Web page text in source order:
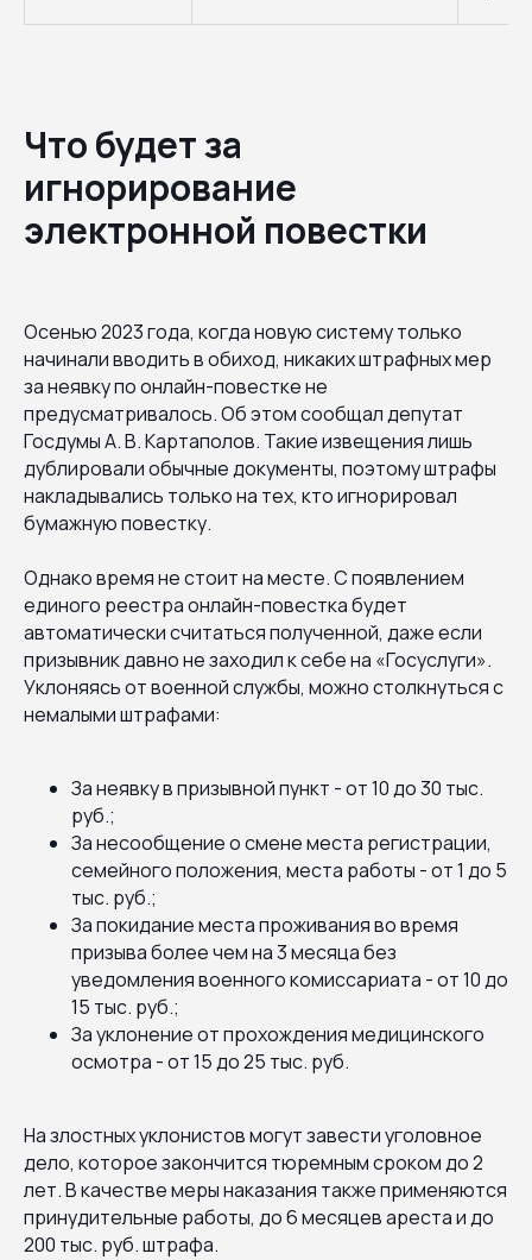
Что будет за
игнорирование
электронной повестки
Осенью 2023 года, когда новую систему только
начинали вводить в обиход, никаких штрафных мер
за неявку по онлайн-повестке не
предусматривалось. Об этом сообщал депутат
Госдумы А. В. Картаполов. Такие извещения лишь
дублировали обычные документы, поэтому штрафы
накладывались только на тех, кто игнорировал
бумажную повестку.
Однако время не стоит на месте. С появлением
единого реестра онлайн-повестка будет
автоматически считаться полученной, даже если
призывник давно не заходил к себе на «Госуслуги».
Уклоняясь от военной службы, можно столкнуться с
немалыми штрафами:
За неявку в призывной пункт - от 10 до 30 тыс.
руб.;
За несообщение о смене места регистрации,
семейного положения, места работы - от 1 до 5
тыс. руб.;
За покидание места проживания во время
призыва более чем на 3 месяца без
уведомления военного комиссариата - от 10 до
15 тыс. руб.;
За уклонение от прохождения медицинского
осмотра - от 15 до 25 тыс. руб.
На злостных уклонистов могут завести уголовное
дело, которое закончится тюремным сроком до 2
лет. В качестве меры наказания также применяются
принудительные работы, до 6 месяцев ареста и до
200 тыс. руб. штрафа.